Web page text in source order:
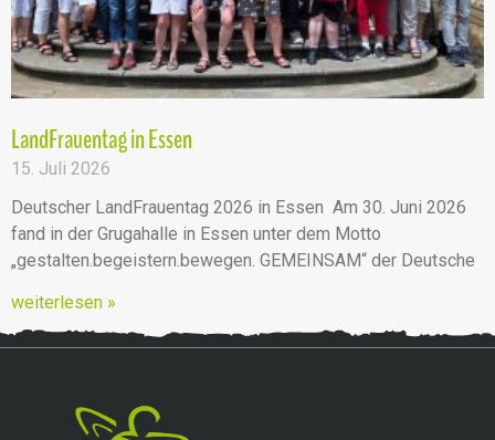
LandFrauentag in Essen
15. Juli 2026
Deutscher LandFrauentag 2026 in Essen Am 30. Juni 2026
fand in der Grugahalle in Essen unter dem Motto
„gestalten.begeistern.bewegen. GEMEINSAM“ der Deutsche
weiterlesen »